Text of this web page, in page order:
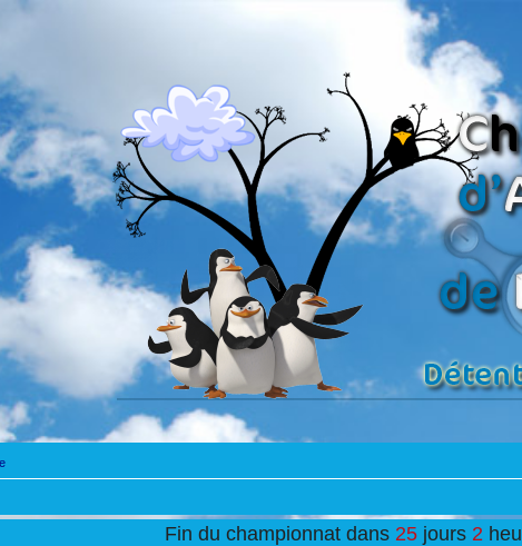
Fin du championnat dans 25 jours 2